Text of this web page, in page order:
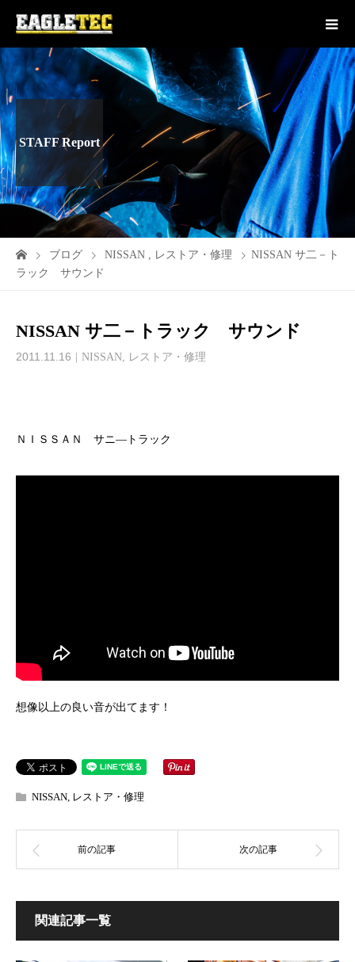
STAFF Report
ブログ NISSAN , レストア・修理
NISSAN サ二－ト
ラック サウンド
NISSAN サ二－トラック サウンド
2011.11.16 NISSAN, レストア・修理
ＮＩＳＳＡＮ サニ―トラック
想像以上の良い音が出てます！
NISSAN レストア・修理
関連記事一覧